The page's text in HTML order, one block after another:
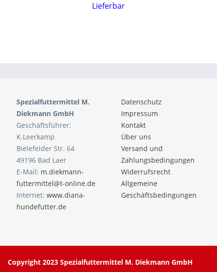
Lieferbar
Datenschutz
Impressum
Kontakt
Über uns
Versand und
Zahlungsbedingungen
Widerrufsrecht
Allgemeine
Geschäftsbedingungen
Spezialfuttermittel M.
Diekmann GmbH
Geschäftsführer:
K.Leerkamp
Bielefelder Str. 64
49196 Bad Laer
E-Mail: m.diekmann-
futtermittel@t-online.de
Internet: www.diana-
hundefutter.de
Copyright 2023 Spezialfuttermittel M. Diekmann GmbH